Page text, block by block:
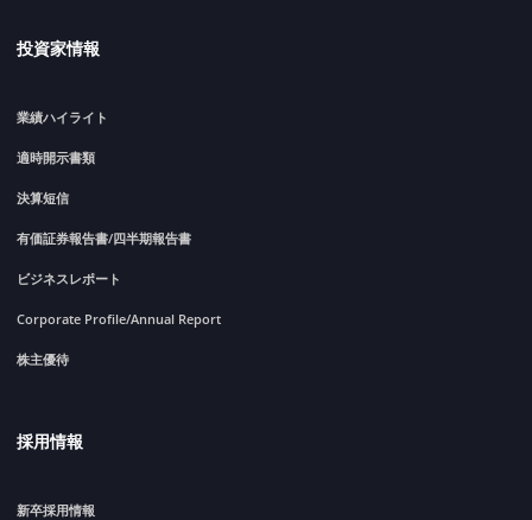
投資家情報
業績ハイライト
適時開示書類
決算短信
有価証券報告書/四半期報告書
ビジネスレポート
Corporate Profile/Annual Report
株主優待
採用情報
新卒採用情報